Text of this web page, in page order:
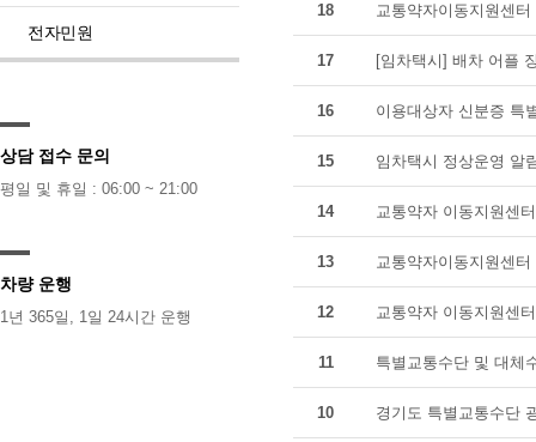
전자민원
상담 접수 문의
평일 및 휴일 : 06:00 ~ 21:00
차량 운행
1년 365일, 1일 24시간 운행
18 교통약자이동지원센
17 [임차택시] 배차 어플
16 이용대상자 신분증 특
15 임차택시 정상운영 알
14 교통약자 이동지원센
13 교통약자이동지원센
12 교통약자 이동지원센
11 특별교통수단 및 대체
10 경기도 특별교통수단